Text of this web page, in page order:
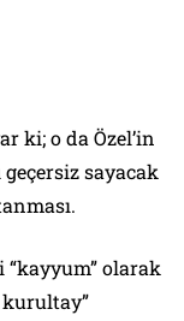
ki; o da Özel’in
geçersiz sayacak
“kayyum” olarak
kurultay”